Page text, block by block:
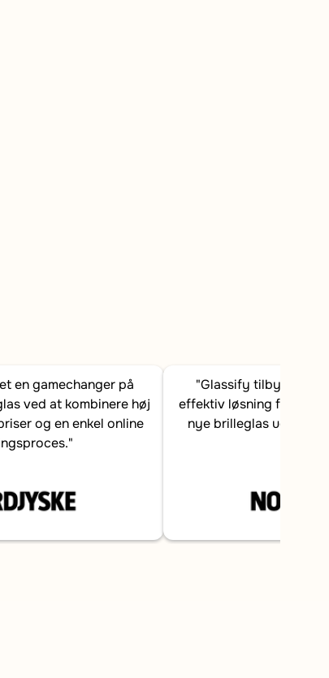
en gamechanger på
ved at kombinere høj
og en enkel online
"Glassify tilbyder en
effektiv løsning for
nye brilleglas uden at